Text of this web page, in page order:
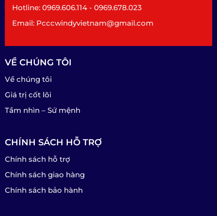
Hotline: 0969.606.114 - 0969.678.023
Email: Pcccwindyvietnam@gmail.com
VỀ CHÚNG TÔI
Về chúng tôi
Giá trị cốt lõi
Tầm nhìn – Sứ mệnh
CHÍNH SÁCH HỖ TRỢ
Chính sách hỗ trợ
Chính sách giao hàng
Chính sách bảo hành